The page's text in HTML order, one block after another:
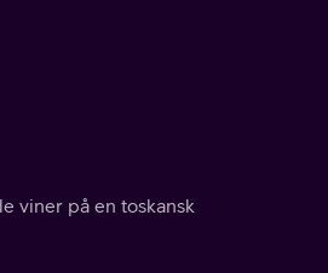
viner på en toskansk